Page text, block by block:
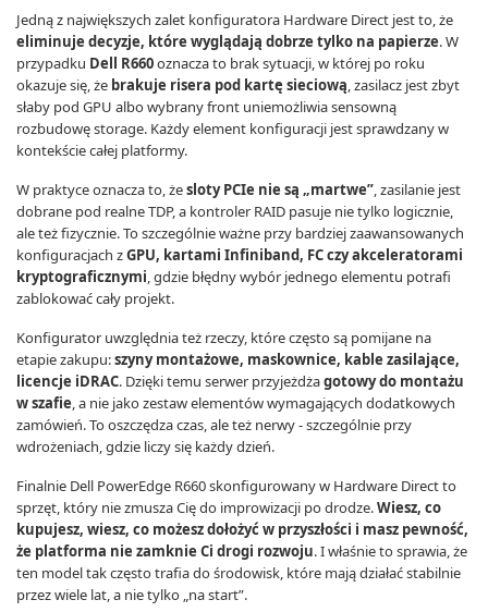
Jedną z największych zalet konfiguratora Hardware Direct jest to, że
eliminuje decyzje, które wyglądają dobrze tylko na papierze. W
przypadku Dell R660oznacza to brak sytuacji, w której po roku
okazuje się, że brakuje risera pod kartę sieciową, zasilacz jest zbyt
słaby pod GPU albo wybrany front uniemożliwia sensowną
rozbudowę storage. Każdy element konfiguracji jest sprawdzany w
kontekście całej platformy.
W praktyce oznacza to, żesloty PCIe nie są „martwe”, zasilanie jest
dobrane pod realne TDP, a kontroler RAID pasuje nie tylko logicznie,
ale też fizycznie. To szczególnie ważne przy bardziej zaawansowanych
konfiguracjach zGPU, kartami Infiniband, FC czy akceleratorami
kryptograficznymi, gdzie błędny wybór jednego elementu potrafi
zablokować cały projekt.
Konfigurator uwzględnia też rzeczy, które często są pomijane na
etapie zakupu:szyny montażowe, maskownice, kable zasilające,
licencje iDRAC. Dzięki temu serwer przyjeżdżagotowy do montażu
w szafie, a nie jako zestaw elementów wymagających dodatkowych
zamówień. To oszczędza czas, ale też nerwy - szczególnie przy
wdrożeniach, gdzie liczy się każdy dzień.
Finalnie Dell PowerEdge R660 skonfigurowany w Hardware Direct to
sprzęt, który nie zmusza Cię do improwizacji po drodze.Wiesz, co
kupujesz, wiesz, co możesz dołożyć w przyszłości i masz pewność,
że platforma nie zamknie Ci drogi rozwoju. I właśnie to sprawia, że
ten model tak często trafia do środowisk, które mają działać stabilnie
przez wiele lat, a nie tylko „na start”.